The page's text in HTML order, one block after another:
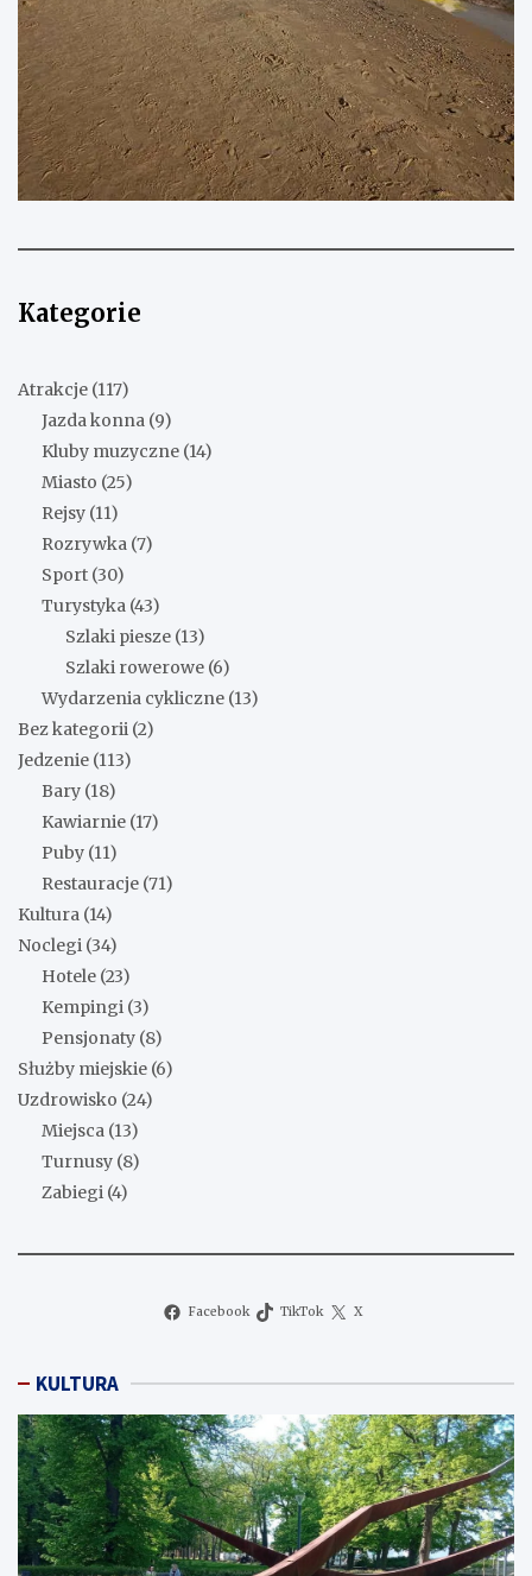
Kategorie
Atrakcje (117)
Jazda konna (9)
Kluby muzyczne (14)
Miasto (25)
Rejsy (11)
Rozrywka (7)
Sport (30)
Turystyka (43)
Szlaki piesze (13)
Szlaki rowerowe (6)
Wydarzenia cykliczne (13)
Bez kategorii (2)
Jedzenie (113)
Bary (18)
Kawiarnie (17)
Puby (11)
Restauracje (71)
Kultura (14)
Noclegi (34)
Hotele (23)
Kempingi (3)
Pensjonaty (8)
Służby miejskie (6)
Uzdrowisko (24)
Miejsca (13)
Turnusy (8)
Zabiegi (4)
Facebook TikTok X
KULTURA